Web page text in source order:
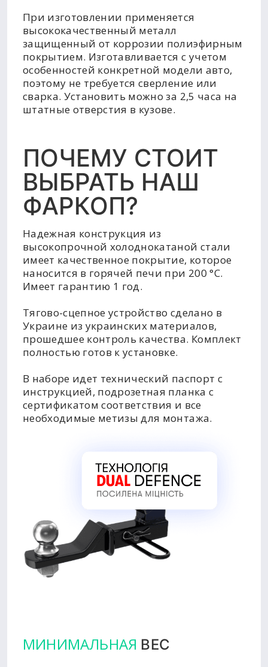
При изготовлении применяется
высококачественный металл
защищенный от коррозии полиэфирным
покрытием. Изготавливается с учетом
особенностей конкретной модели авто,
поэтому не требуется сверление или
сварка. Установить можно за 2,5 часа на
штатные отверстия в кузове.
ПОЧЕМУ СТОИТ
ВЫБРАТЬ НАШ
ФАРКОП?
Надежная конструкция из
высокопрочной холоднокатаной стали
имеет качественное покрытие, которое
наносится в горячей печи при 200 °C.
Имеет гарантию 1 год.
Тягово-сцепное устройство сделано в
Украине из украинских материалов,
прошедшее контроль качества. Комплект
полностью готов к установке.
В наборе идет технический паспорт с
инструкцией, подрозетная планка с
сертификатом соответствия и все
необходимые метизы для монтажа.
МИНИМАЛЬНАЯ ВЕС